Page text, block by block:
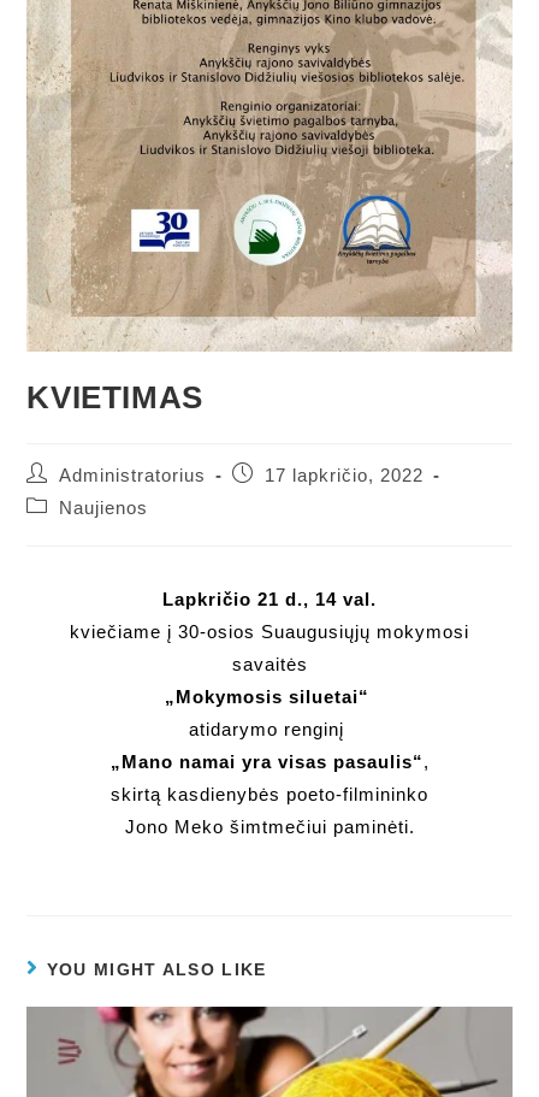
KVIETIMAS
Administratorius
17 lapkričio, 2022
Naujienos
Lapkričio 21 d., 14 val.
kviečiame į 30-osios Suaugusiųjų mokymosi
savaitės
„Mokymosis siluetai“
atidarymo renginį
„Mano namai yra visas pasaulis“,
skirtą kasdienybės poeto-filmininko
Jono Meko šimtmečiui paminėti.
YOU MIGHT ALSO LIKE